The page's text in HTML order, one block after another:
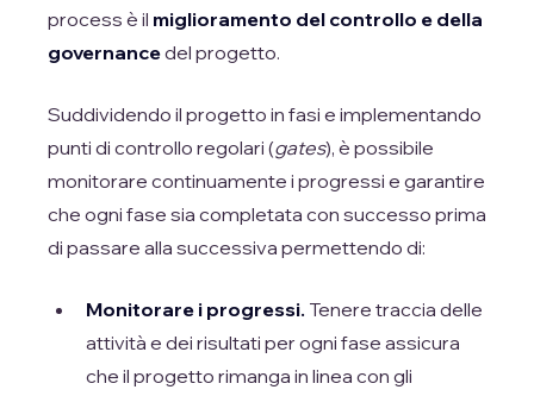
process è il miglioramento del controllo e della
governancedel progetto.
Suddividendo il progetto in fasi e implementando
punti di controllo regolari (gates), è possibile
monitorare continuamente i progressi e garantire
che ogni fase sia completata con successo prima
di passare alla successiva permettendo di:
Monitorare i progressi. Tenere traccia delle
attività e dei risultati per ogni fase assicura
che il progetto rimanga in linea con gli